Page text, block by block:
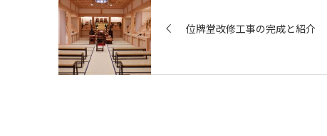
位牌堂改修工事の完成と紹介